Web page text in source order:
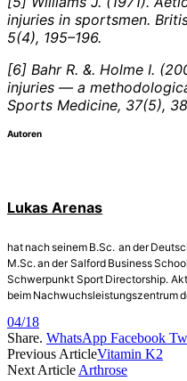
injuries in sportsmen.
5(4), 195–196.
[6] Bahr R. &. Holme I.
injuries — a
Sports Medicine, 37(5),
Autoren
Lukas Arenas
hat nach seinem B.Sc. an der
M.Sc. an der Salford Business
Schwerpunkt Sport Directorship.
beim Nachwuchsleistungszentrum
04/18
Share. WhatsApp Facebook
Previous ArticleVitamin K2
Next Article Arthrose